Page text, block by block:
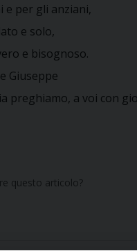
e per gli anziani,
e solo,
e bisognoso.
Giuseppe
preghiamo, a voi con
questo articolo?